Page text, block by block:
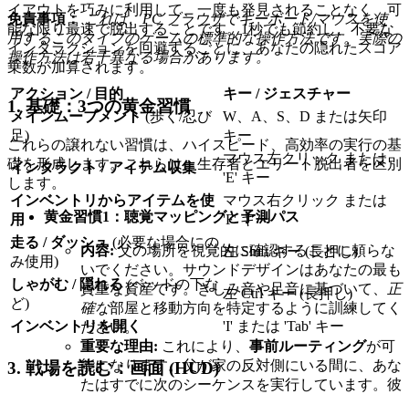
免責事項： これは、PC ブラウザでキーボード/マウスを使
用するこのタイプのゲームの標準的な操作方法です。実際の
操作方法は若干異なる場合があります。
アクション / 目的
キー / ジェスチャー
メインムーブメント(歩く/忍び
足)
W、A、S、D または矢印
キー
インタラクト / アイテム収集
マウス左クリック または
'E' キー
インベントリからアイテムを使
用
マウス右クリック または
'F' キー
走る / ダッシュ (必要な場合にの
み使用)
左 Shift キー (長押し)
しゃがむ / 隠れる(ベッドの下な
ど)
左 Ctrl キー (長押し)
インベントリを開く 'I' または 'Tab' キー
3. 戦場を読む：画面 (HUD)
イアウトを巧みに利用して、一度も発見されることなく、可
能な限り最速で脱出することです。1秒でも節約し、不要な
インタラクションを回避するごとに、あなたの隠れたスコア
乗数が加算されます。
1. 基礎：3つの黄金習慣
これらの譲れない習慣は、ハイスピード、高効率の実行の基
礎を形成します。これらは、生存者とエリート脱出者を区別
します。
黄金習慣1：聴覚マッピングと予測パス
内容:父の場所を視覚的に確認することに頼らな
いでください。サウンドデザインはあなたの最も
貴重な資産です。きしみ音や足音に基づいて、
正
確な部屋と移動方向を特定するように訓練してく
ださい。
重要な理由: これにより、 事前ルーティングが可
能になります。父が家の反対側にいる間に、あな
たはすでに次のシーケンスを実行しています。彼